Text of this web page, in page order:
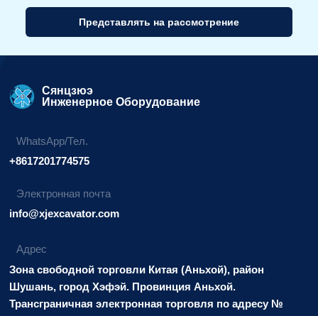
Представлять на рассмотрение
вариант:
Сянцзюэ
Инженерное Оборудование
WhatsApp/Тел.
+8617201774575
Электронная почта
info@xjexcavator.com
Адрес
Зона свободной торговли Китая (Аньхой), район
Шушань, город Хэфэй. Провинция Аньхой.
Трансграничная электронная торговля по адресу №